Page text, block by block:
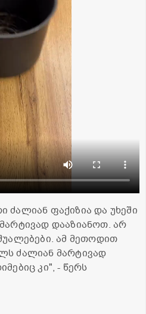
ძალიან ფაქიზია და უხეში
დააზიანოთ. არ
ამ მეთოდით
ძალიან მარტივად
კი", - წერს